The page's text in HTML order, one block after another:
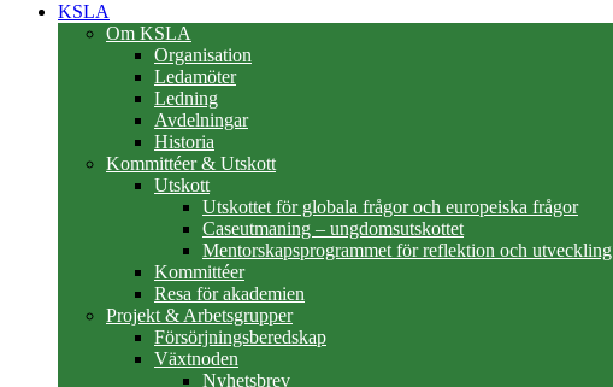
KSLA
Om KSLA
Organisation
Ledamöter
Ledning
Avdelningar
Historia
Kommittéer & Utskott
Utskott
Utskottet för globala frågor och europeiska frågor
Caseutmaning – ungdomsutskottet
Mentorskapsprogrammet för reflektion och utveckling
Kommittéer
Resa för akademien
Projekt & Arbetsgrupper
Försörjningsberedskap
Växtnoden
Nyhetsbrev